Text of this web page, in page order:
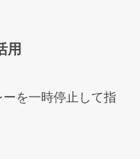
用
を一時停止して指